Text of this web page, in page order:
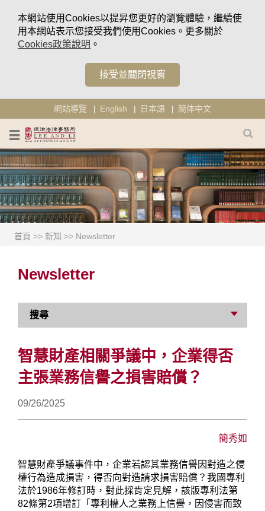
本網站使用Cookies以提昇您更好的瀏覽體驗，繼續使
用本網站表示您接受我們使用Cookies。更多關於
Cookies政策說明 。
接受並關閉視窗
網站導覽 English 日本語 簡体中文
首頁 >> 新知 >> Newsletter
Newsletter
搜尋
智慧財產相關爭議中，企業得否
主張業務信譽之損害賠償？
09/26/2025
簡秀如
智慧財產爭議事件中，企業若認其業務信譽因對造之侵
權行為造成損害，得否向對造請求損害賠償？我國專利
法於1986年修訂時，對此採肯定見解，該版專利法第
82條第2項增訂「專利權人之業務上信譽，因侵害而致